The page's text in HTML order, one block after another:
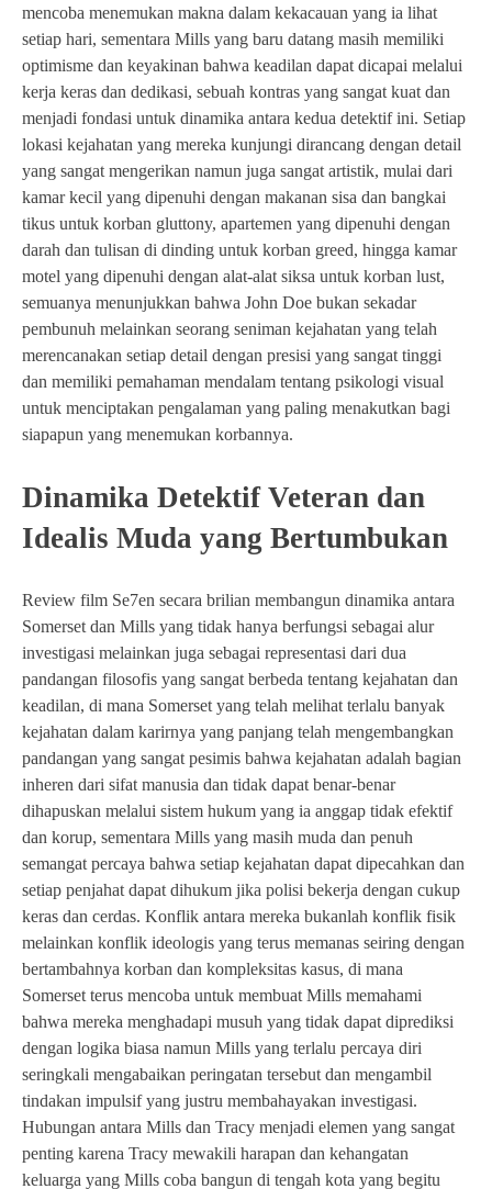
mencoba menemukan makna dalam kekacauan yang ia lihat
setiap hari, sementara Mills yang baru datang masih memiliki
optimisme dan keyakinan bahwa keadilan dapat dicapai melalui
kerja keras dan dedikasi, sebuah kontras yang sangat kuat dan
menjadi fondasi untuk dinamika antara kedua detektif ini. Setiap
lokasi kejahatan yang mereka kunjungi dirancang dengan detail
yang sangat mengerikan namun juga sangat artistik, mulai dari
kamar kecil yang dipenuhi dengan makanan sisa dan bangkai
tikus untuk korban gluttony, apartemen yang dipenuhi dengan
darah dan tulisan di dinding untuk korban greed, hingga kamar
motel yang dipenuhi dengan alat-alat siksa untuk korban lust,
semuanya menunjukkan bahwa John Doe bukan sekadar
pembunuh melainkan seorang seniman kejahatan yang telah
merencanakan setiap detail dengan presisi yang sangat tinggi
dan memiliki pemahaman mendalam tentang psikologi visual
untuk menciptakan pengalaman yang paling menakutkan bagi
siapapun yang menemukan korbannya.
Dinamika Detektif Veteran dan
Idealis Muda yang Bertumbukan
Review film Se7en secara brilian membangun dinamika antara
Somerset dan Mills yang tidak hanya berfungsi sebagai alur
investigasi melainkan juga sebagai representasi dari dua
pandangan filosofis yang sangat berbeda tentang kejahatan dan
keadilan, di mana Somerset yang telah melihat terlalu banyak
kejahatan dalam karirnya yang panjang telah mengembangkan
pandangan yang sangat pesimis bahwa kejahatan adalah bagian
inheren dari sifat manusia dan tidak dapat benar-benar
dihapuskan melalui sistem hukum yang ia anggap tidak efektif
dan korup, sementara Mills yang masih muda dan penuh
semangat percaya bahwa setiap kejahatan dapat dipecahkan dan
setiap penjahat dapat dihukum jika polisi bekerja dengan cukup
keras dan cerdas. Konflik antara mereka bukanlah konflik fisik
melainkan konflik ideologis yang terus memanas seiring dengan
bertambahnya korban dan kompleksitas kasus, di mana
Somerset terus mencoba untuk membuat Mills memahami
bahwa mereka menghadapi musuh yang tidak dapat diprediksi
dengan logika biasa namun Mills yang terlalu percaya diri
seringkali mengabaikan peringatan tersebut dan mengambil
tindakan impulsif yang justru membahayakan investigasi.
Hubungan antara Mills dan Tracy menjadi elemen yang sangat
penting karena Tracy mewakili harapan dan kehangatan
keluarga yang Mills coba bangun di tengah kota yang begitu